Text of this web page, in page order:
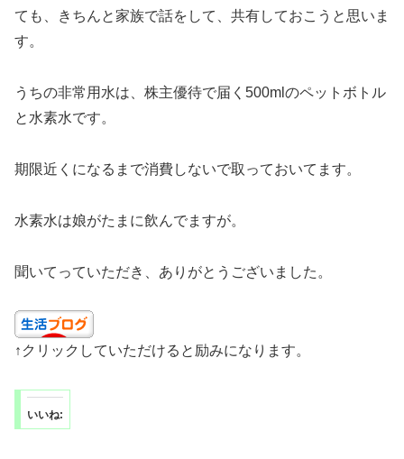
ても、きちんと家族で話をして、共有しておこうと思いま
す。
うちの非常用水は、株主優待で届く500mlのペットボトル
と水素水です。
期限近くになるまで消費しないで取っておいてます。
水素水は娘がたまに飲んでますが。
聞いてっていただき、ありがとうございました。
↑クリックしていただけると励みになります。
いいね: